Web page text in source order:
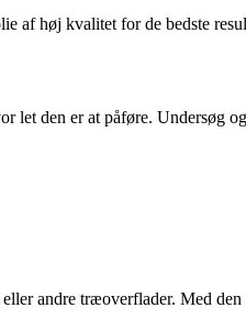
høj kvalitet for de bedste
den er at påføre. Undersøg
andre træoverflader. Med